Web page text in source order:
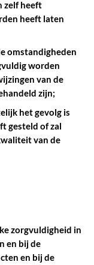
zelf heeft
heeft laten
omstandigheden
worden
van de
zijn;
het gevolg is
gesteld of zal
van de
zorgvuldigheid in
en bij de
en bij de